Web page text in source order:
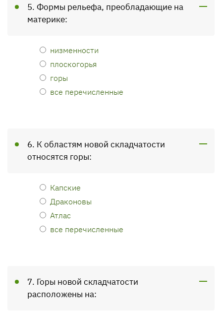
5. Формы рельефа, преобладающие на
материке:
низменности
плоскогорья
горы
все перечисленные
6. К областям новой складчатости
относятся горы:
Капские
Драконовы
Атлас
все перечисленные
7. Горы новой складчатости
расположены на: